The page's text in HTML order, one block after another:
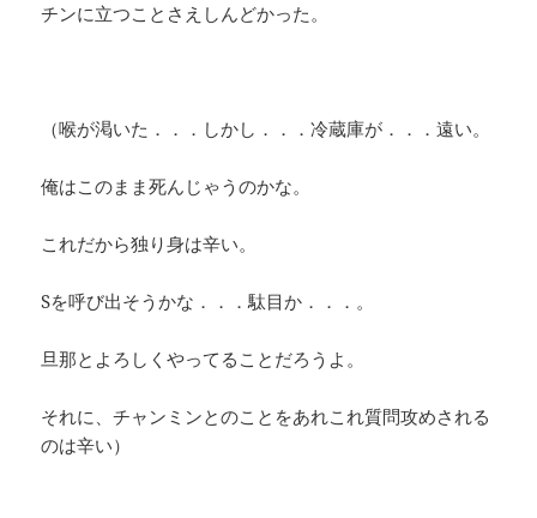
チンに立つことさえしんどかった。
（喉が渇いた．．．しかし．．．冷蔵庫が．．．遠い。
俺はこのまま死んじゃうのかな。
これだから独り身は辛い。
Sを呼び出そうかな．．．駄目か．．．。
旦那とよろしくやってることだろうよ。
それに、チャンミンとのことをあれこれ質問攻めされる
のは辛い）